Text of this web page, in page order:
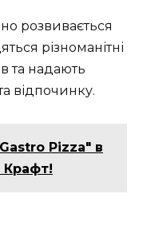
розвивається
різноманітні
та надають
відпочинку.
Pizza" в
Крафт!